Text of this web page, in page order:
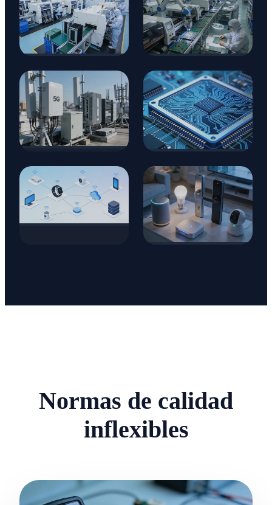
Médico Industrial
Comunicación Semiconductor
Normas de calidad
inflexibles